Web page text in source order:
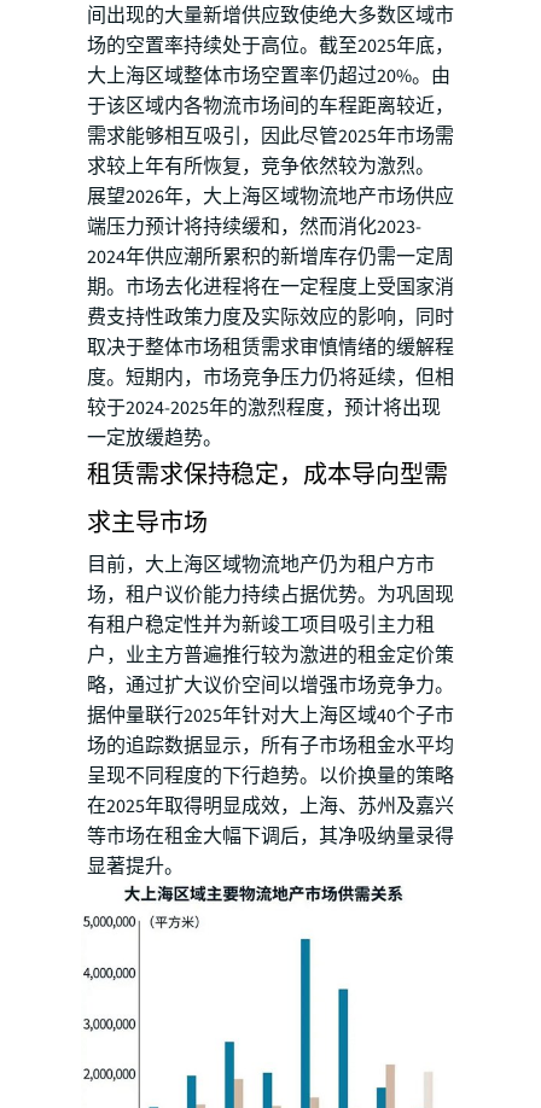
间出现的大量新增供应致使绝大多数区域市
场的空置率持续处于高位。截至2025年底，
大上海区域整体市场空置率仍超过20%。由
于该区域内各物流市场间的车程距离较近，
需求能够相互吸引，因此尽管2025年市场需
求较上年有所恢复，竞争依然较为激烈。
展望2026年，大上海区域物流地产市场供应
端压力预计将持续缓和，然而消化2023-
2024年供应潮所累积的新增库存仍需一定周
期。市场去化进程将在一定程度上受国家消
费支持性政策力度及实际效应的影响，同时
取决于整体市场租赁需求审慎情绪的缓解程
度。短期内，市场竞争压力仍将延续，但相
较于2024-2025年的激烈程度，预计将出现
一定放缓趋势。
租赁需求保持稳定，成本导向型需
求主导市场
目前，大上海区域物流地产仍为租户方市
场，租户议价能力持续占据优势。为巩固现
有租户稳定性并为新竣工项目吸引主力租
户，业主方普遍推行较为激进的租金定价策
略，通过扩大议价空间以增强市场竞争力。
据仲量联行2025年针对大上海区域40个子市
场的追踪数据显示，所有子市场租金水平均
呈现不同程度的下行趋势。以价换量的策略
在2025年取得明显成效，上海、苏州及嘉兴
等市场在租金大幅下调后，其净吸纳量录得
显著提升。